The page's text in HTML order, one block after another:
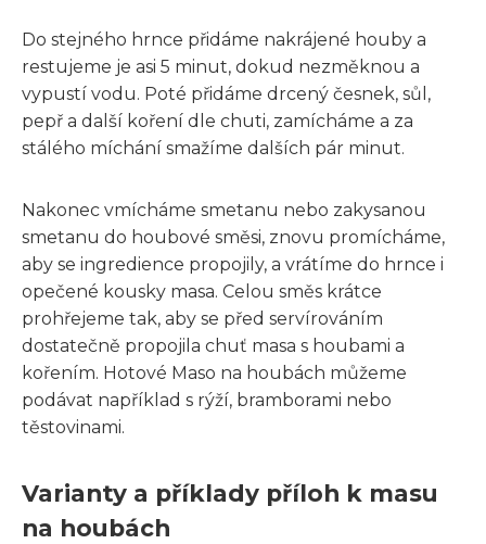
Do stejného hrnce přidáme nakrájené houby a
restujeme je asi 5 minut, dokud nezměknou a
vypustí vodu. Poté přidáme drcený česnek, sůl,
pepř a další koření dle chuti, zamícháme a za
stálého míchání smažíme dalších pár minut.
Nakonec vmícháme smetanu nebo zakysanou
smetanu do houbové směsi, znovu promícháme,
aby se ingredience propojily, a vrátíme do hrnce i
opečené kousky masa. Celou směs krátce
prohřejeme tak, aby se před servírováním
dostatečně propojila chuť masa s houbami a
kořením. Hotové Maso na houbách můžeme
podávat například s rýží, bramborami nebo
těstovinami.
Varianty a příklady příloh k masu
na houbách